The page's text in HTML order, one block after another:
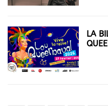
LA